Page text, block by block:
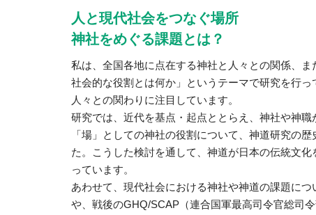
人と現代社会をつなぐ場所
神社をめぐる課題とは？
私は、全国各地に点在する神社と人々との関係、
社会的な役割とは何か」というテーマで研究を行
人々との関わりに注目しています。
研究では、近代を基点・起点ととらえ、神社や神
「場」としての神社の役割について、神道研究の
た。こうした検討を通して、神道が日本の伝統文
っています。
あわせて、現代社会における神社や神道の課題に
や、戦後のGHQ/SCAP（連合国軍最高司令官総司